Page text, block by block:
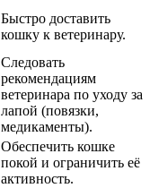
Быстро доставить
кошку к ветеринару.
Следовать
рекомендациям
ветеринара по уходу за
лапой (повязки,
медикаменты).
Обеспечить кошке
покой и ограничить её
активность.